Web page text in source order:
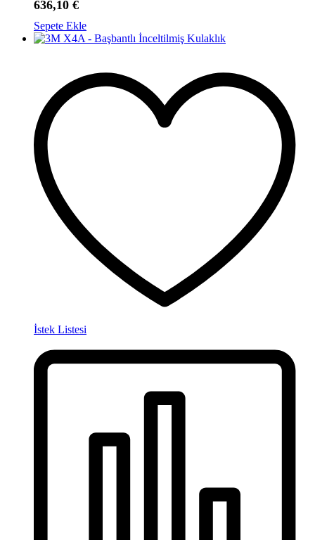
636,10 €
Sepete Ekle
İstek Listesi